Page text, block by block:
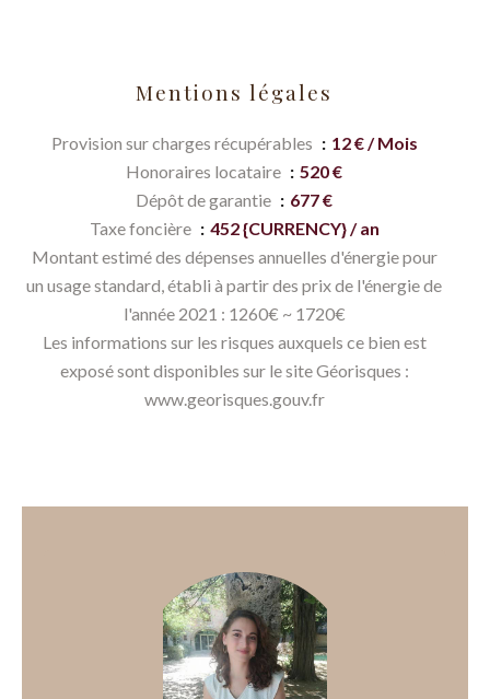
Mentions légales
Provision sur charges récupérables
12 € / Mois
Honoraires locataire
520 €
Dépôt de garantie
677 €
Taxe foncière
452 {CURRENCY} / an
Montant estimé des dépenses annuelles d'énergie pour
un usage standard, établi à partir des prix de l'énergie de
l'année 2021 : 1260€ ~ 1720€
Les informations sur les risques auxquels ce bien est
exposé sont disponibles sur le site Géorisques :
www.georisques.gouv.fr